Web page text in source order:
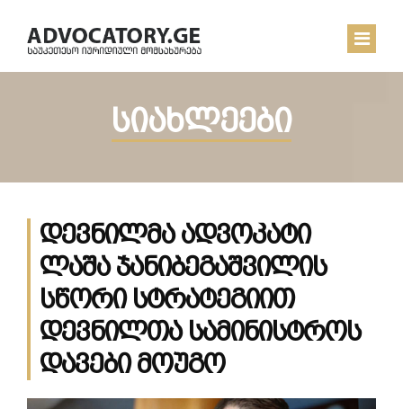
ᲙᲝᲜᲢᲐᲥᲢᲘ
სიახლეები
დევნილმა ადვოკატი
ლაშა ჯანიბეგაშვილის
სწორი სტრატეგიით
დევნილთა სამინისტროს
დავები მოუგო